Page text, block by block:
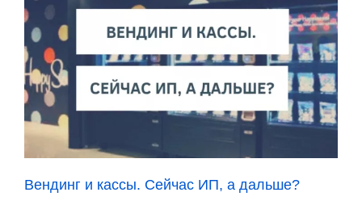
Вендинг и кассы. Сейчас ИП, а дальше?